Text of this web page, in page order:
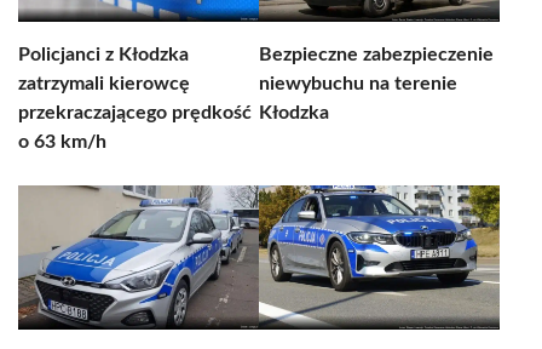
Policjanci z Kłodzka
zatrzymali kierowcę
przekraczającego prędkość
o 63 km/h
Bezpieczne zabezpieczenie
niewybuchu na terenie
Kłodzka